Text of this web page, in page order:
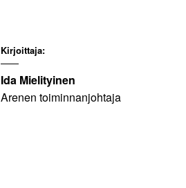
Kirjoittaja:
Ida Mielityinen
Arenen toiminnanjohtaja